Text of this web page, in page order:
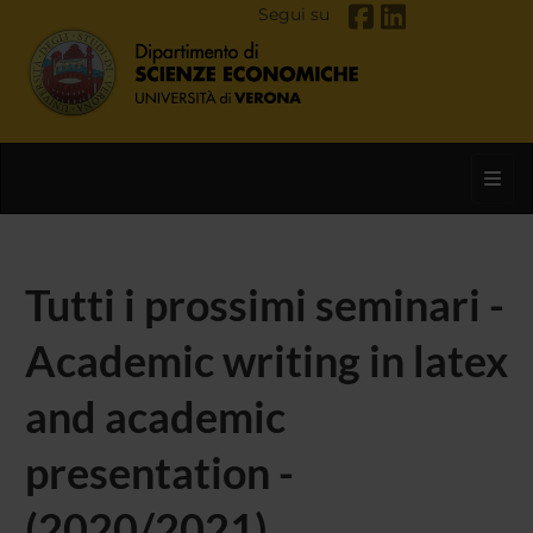
Segui su
Tutti i prossimi seminari -
Academic writing in latex
and academic
presentation -